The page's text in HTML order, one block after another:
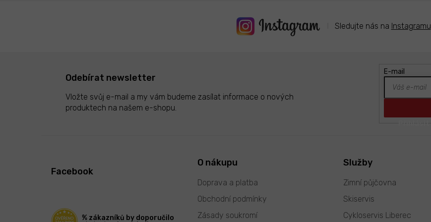
Sledujte nás na Instagramu
Odebírat newsletter
Vložte svůj e-mail a my vám budeme zasílat informace o nových
produktech na našem e-shopu.
E-mail
Facebook
% zákazníků by doporučilo
O nákupu
Doprava a platba
Obchodní podmínky
Zásady soukromí
Služby
Zimní půjčovna
Skiservis
Cykloservis Liberec